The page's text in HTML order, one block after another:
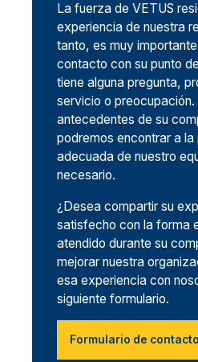
La fuerza de VETUS
experiencia de nuestra
tanto, es muy
contacto con su punto
tiene alguna pregunta,
servicio o
antecedentes de su
podremos encontrar a la
adecuada de nuestro
necesario.
¿Desea compartir su
satisfecho con la forma
atendido durante su
mejorar nuestra
esa experiencia con
siguiente formulario.
Formulario de contacto